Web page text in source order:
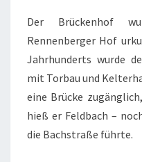
Der Brückenhof
Rennenberger Hof
Jahrhunderts wurde
mit Torbau und
eine Brücke
hieß er Feldbach –
die Bachstraße führte.